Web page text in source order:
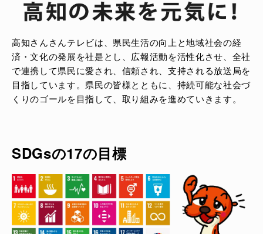
高知さんさんテレビは、県⺠生活の向上と地域社会の経
済・文化の発展を社是とし、広報活動を活性化させ、全社
で連携して県⺠に愛され、信頼され、支持される放送局を
目指しています。県⺠の皆様とともに、持続可能な社会づ
くりのゴールを目指して、取り組みを進めていきます。
SDGsの17の目標